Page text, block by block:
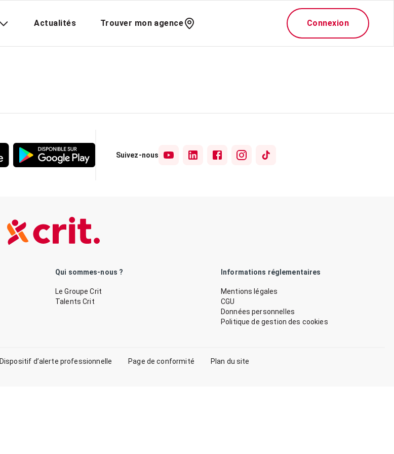
Actualités Trouver mon agence Connexion
Suivez-nous
Qui sommes-nous ?
Le Groupe Crit
Talents Crit
Informations réglementaires
Mentions légales
CGU
Données personnelles
Politique de gestion des cookies
Dispositif d’alerte professionnelle Page de conformité Plan du site